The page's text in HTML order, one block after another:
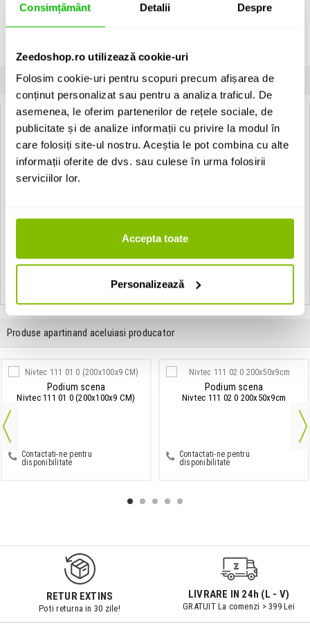
Consimțământ Detalii Despre
Zeedoshop.ro utilizează cookie-uri
Folosim cookie-uri pentru scopuri precum afișarea de
conținut personalizat sau pentru a analiza traficul. De
asemenea, le oferim partenerilor de rețele sociale, de
publicitate și de analize informații cu privire la modul în
care folosiți site-ul nostru. Aceștia le pot combina cu alte
informații oferite de dvs. sau culese în urma folosirii
serviciilor lor.
Accepta toate
Personalizează
Picior pentru platforme de scena Nivtec.
Unitate de vanzare: bucata
INFORMATII SPECIFICATII COMENTARII CLIENTI (0)
Nivtec 202 05 1:
Caracteristici:
- lungime 100 cm.
- inaltime ajustabila 8 cm.
- constructie din aluminiu.
Vezi toate produsele de tip
Vezi toate produsele din categoriaAccesorii sceno-tehnica
Vezi toate produsele producatoruluiNivtec
Produse apartinand aceluiasi producator
Podium scena
Nivtec 111 01 0 (200x100x9 CM)
Contactati-ne pentru
disponibilitate
Podium scena
Nivtec 111 02 0 200x50x9cm
Contactati-ne pentru
disponibilitate
RETUR EXTINS
Poti returna in 30 zile!
LIVRARE IN 24h (L - V)
GRATUIT La comenzi > 399 Lei